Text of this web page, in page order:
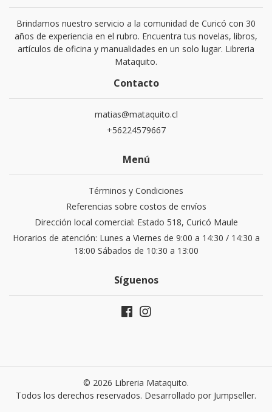
Brindamos nuestro servicio a la comunidad de Curicó con 30
años de experiencia en el rubro. Encuentra tus novelas, libros,
artículos de oficina y manualidades en un solo lugar. Libreria
Mataquito.
Contacto
matias@mataquito.cl
+56224579667
Menú
Términos y Condiciones
Referencias sobre costos de envíos
Dirección local comercial: Estado 518, Curicó Maule
Horarios de atención: Lunes a Viernes de 9:00 a 14:30 / 14:30 a
18:00 Sábados de 10:30 a 13:00
Síguenos
© 2026 Libreria Mataquito.
Todos los derechos reservados. Desarrollado por Jumpseller.